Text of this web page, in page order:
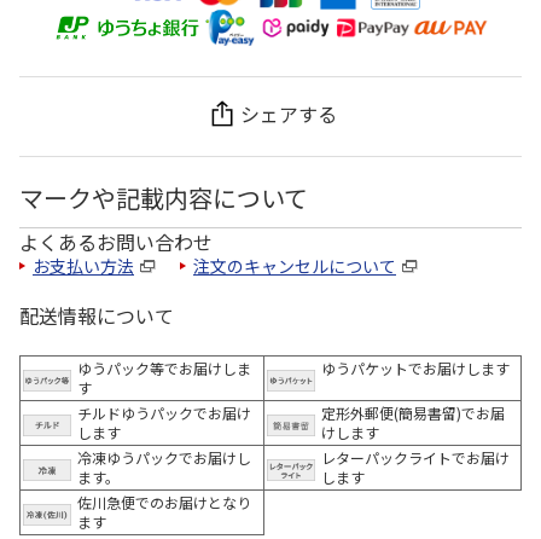
シェアする
マークや記載内容について
よくあるお問い合わせ
お支払い方法 注文のキャンセルについて
配送情報について
ゆうパック等でお届けしま
す
ゆうパケットでお届けします
チルドゆうパックでお届け
します
定形外郵便(簡易書留)でお届
けします
冷凍ゆうパックでお届けし
ます。
レターパックライトでお届け
します
佐川急便でのお届けとなり
ます